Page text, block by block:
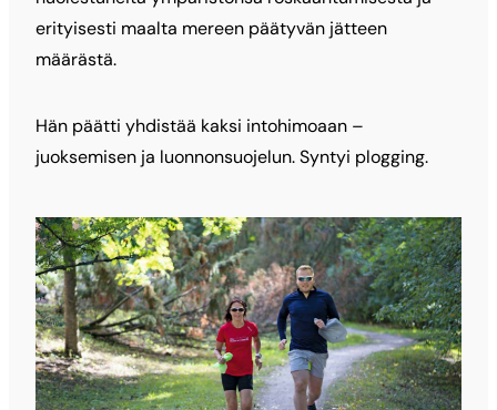
erityisesti maalta mereen päätyvän jätteen
määrästä.
Hän päätti yhdistää kaksi intohimoaan –
juoksemisen ja luonnonsuojelun. Syntyi plogging.